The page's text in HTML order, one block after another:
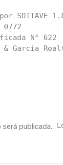
SOITAVE
0772
N° 622
García
publicada.